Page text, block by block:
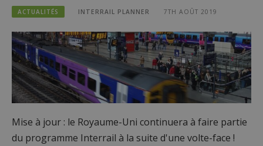
ACTUALITÉS INTERRAIL PLANNER 7TH AOÛT 2019
Mise à jour : le Royaume-Uni continuera à faire partie
du programme Interrail à la suite d'une volte-face !